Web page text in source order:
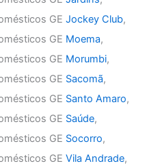
GEJockey Club,
GE Moema,
GE Morumbi,
GE Sacomã,
GE Santo Amaro,
GE Saúde,
GE Socorro,
GEVila Andrade,